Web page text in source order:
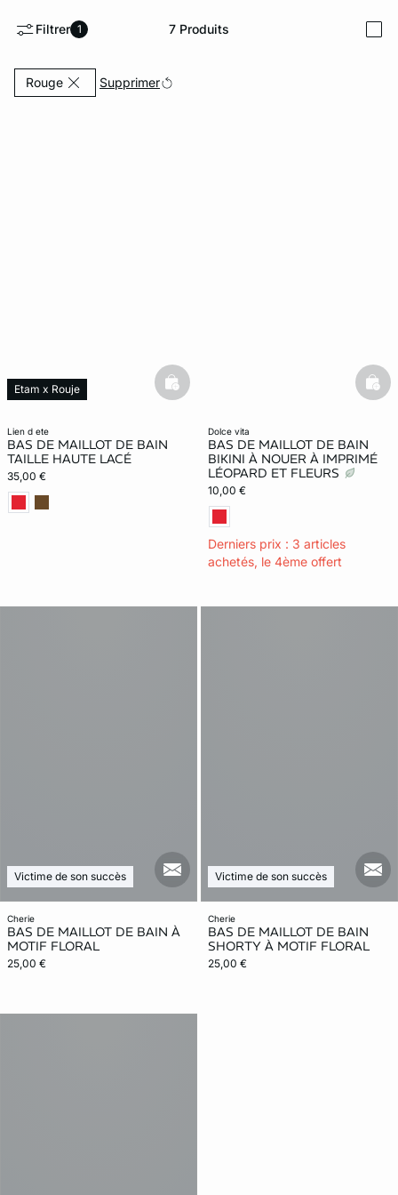
Filtrer 1 7 Produits
RougeActuellement affiné par Couleurs: Rouge
Supprimer
lien d ete
BAS DE MAILLOT DE BAIN
TAILLE HAUTE LACÉ
35,00 €
Etam x Rouje
basketfull
dolce vita
BAS DE MAILLOT DE BAIN
BIKINI À NOUER À IMPRIMÉ
LÉOPARD ET FLEURS
10,00 €
Derniers prix : 3 articles
achetés, le 4ème offert
cherie
BAS DE MAILLOT DE BAIN À
MOTIF FLORAL
25,00 €
Victime de son succès mail_new
cherie
BAS DE MAILLOT DE BAIN
SHORTY À MOTIF FLORAL
25,00 €
Victime de son succès